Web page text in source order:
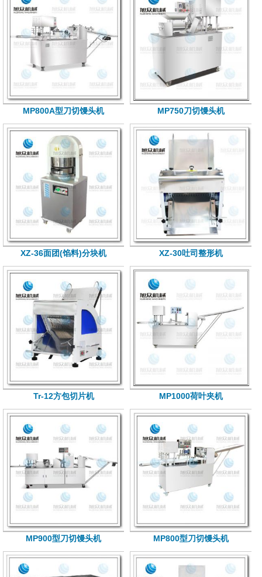
MP800A型刀切馒头机 MP750刀切馒头机
XZ-36面团(馅料)分块机 XZ-30吐司整形机
Tr-12方包切片机 MP1000荷叶夹机
MP900型刀切馒头机 MP800型刀切馒头机